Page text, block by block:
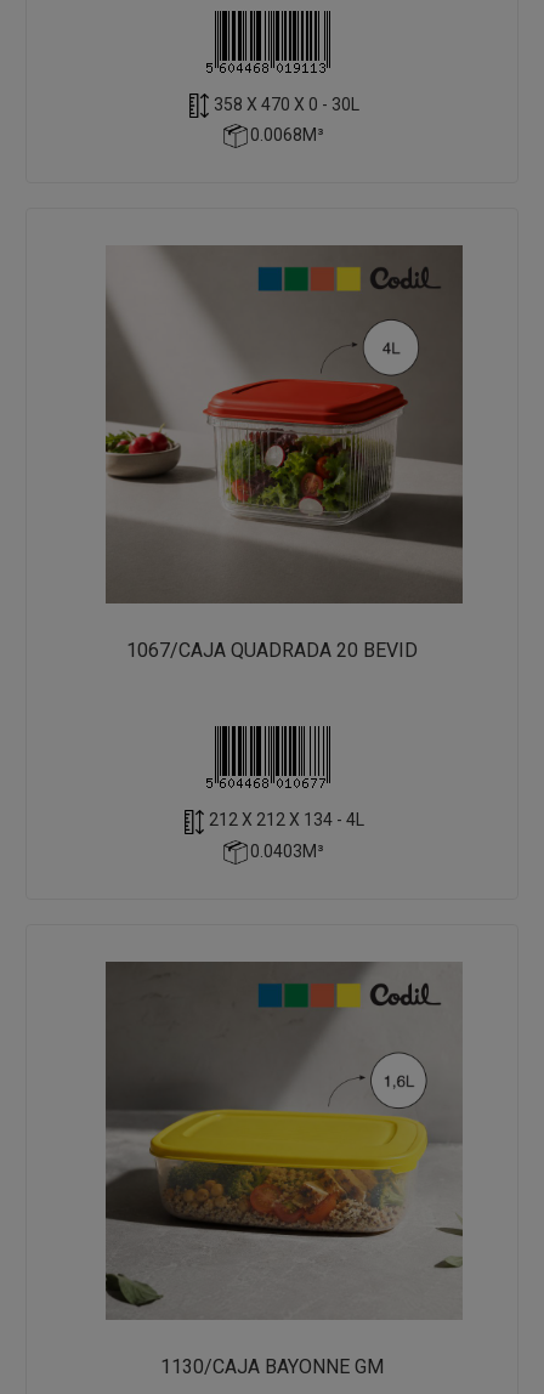
358 X 470 X 0 - 30L
0.0068M³
1067/CAJA QUADRADA 20 BEVID
212 X 212 X 134 - 4L
0.0403M³
1130/CAJA BAYONNE GM